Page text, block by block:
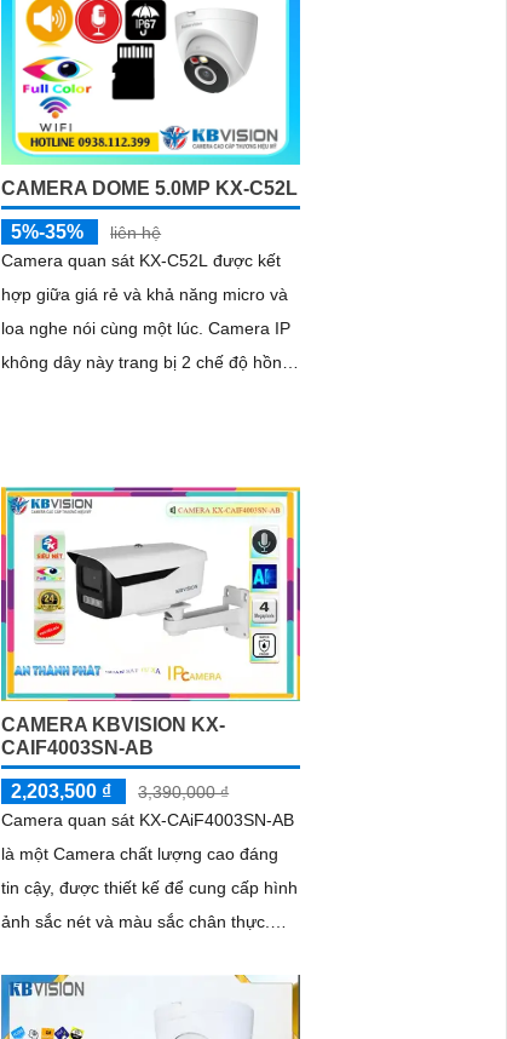
CAMERA DOME 5.0MP KX-C52L
5%-35%
liên hệ
Camera quan sát KX-C52L được kết
hợp giữa giá rẻ và khả năng micro và
loa nghe nói cùng một lúc. Camera IP
không dây này trang bị 2 chế độ hồng
tham khảo
CAMERA KBVISION KX-
CAIF4003SN-AB
2,203,500 ₫
3,390,000 ₫
Camera quan sát KX-CAiF4003SN-AB
là một Camera chất lượng cao đáng
tin cậy, được thiết kế để cung cấp hình
ảnh sắc nét và màu sắc chân thực.